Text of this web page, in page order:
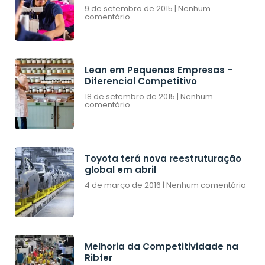
9 de setembro de 2015 Nenhum
comentário
Lean em Pequenas Empresas –
Diferencial Competitivo
18 de setembro de 2015 Nenhum
comentário
Toyota terá nova reestruturação
global em abril
4 de março de 2016 Nenhum comentário
Melhoria da Competitividade na
Ribfer